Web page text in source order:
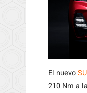
El nuevo
210 Nm a